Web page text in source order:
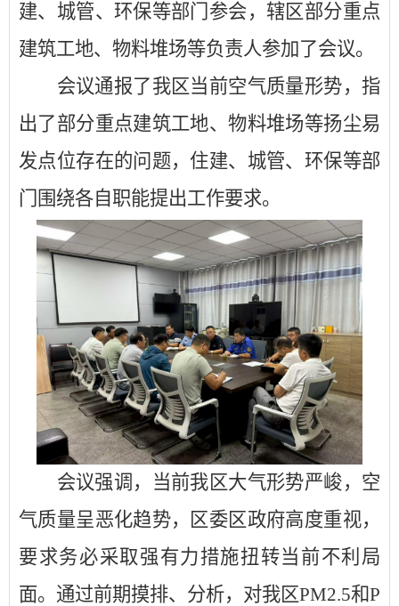
建、城管、环保等部门参会，辖区部分重点
建筑工地、物料堆场等负责人参加了会议。
会议通报了我区当前空气质量形势，指
出了部分重点建筑工地、物料堆场等扬尘易
发点位存在的问题，住建、城管、环保等部
门围绕各自职能提出工作要求。
会议强调，当前我区大气形势严峻，空
气质量呈恶化趋势，区委区政府高度重视，
要求务必采取强有力措施扭转当前不利局
面。通过前期摸排、分析，对我区PM2.5和P